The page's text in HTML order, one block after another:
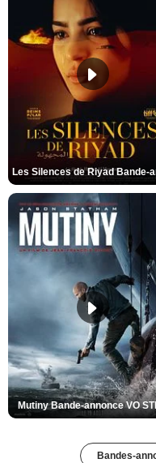
Mutiny Bande-annonce VO
Bandes-